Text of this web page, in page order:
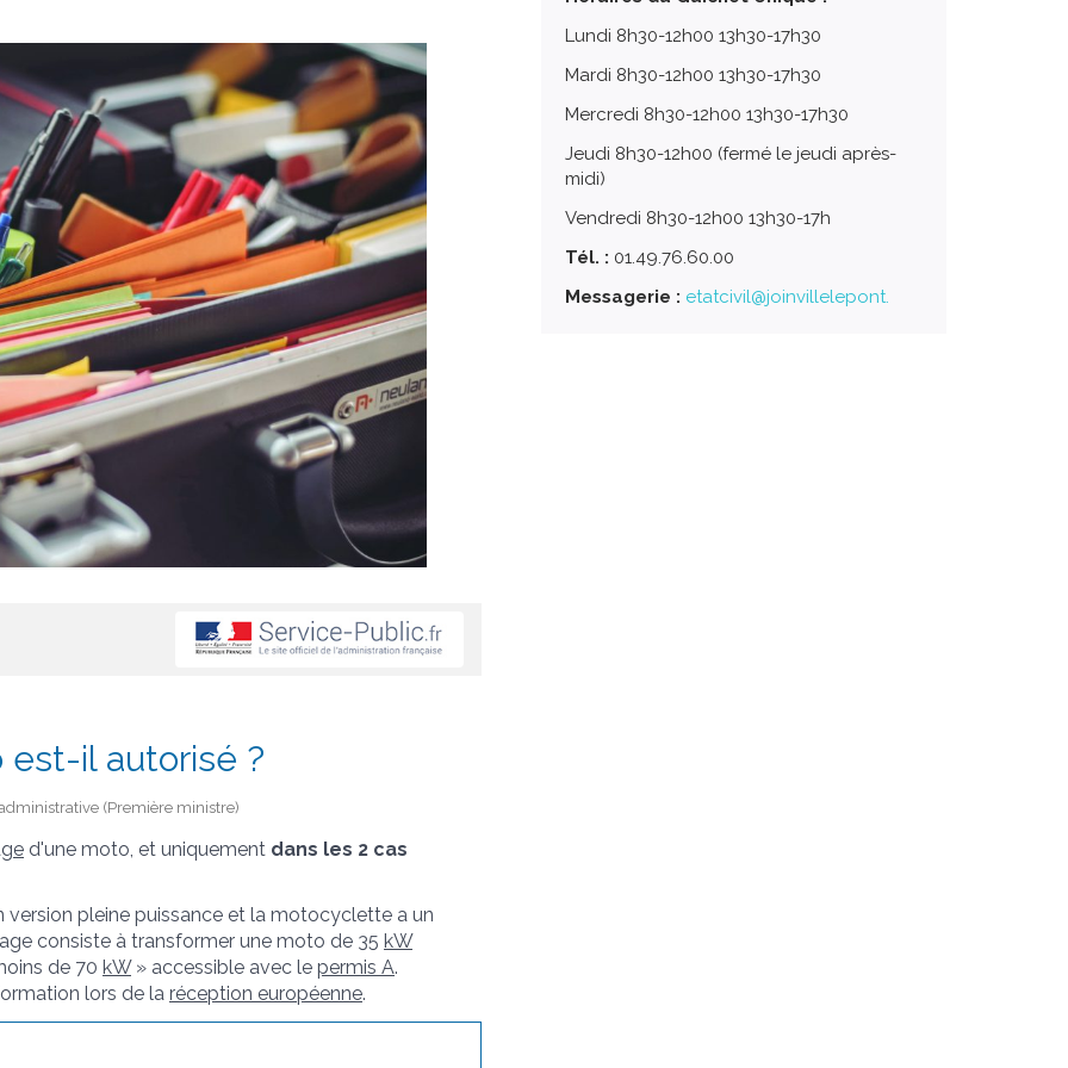
il autorisé ?
(Première ministre)
d'une moto, et uniquement dans les 2 cas
pleine puissance et la motocyclette a un
consiste à transformer une moto de 35 kW
de 70 kW» accessible avec le permis A.
lors de la réception européenne.
Lundi 8h30-12h00 13h30-17h30
Mardi 8h30-12h00 13h30-17h30
Mercredi 8h30-12h00 13h30-17h30
Jeudi 8h30-12h00 (fermé le jeudi après-
midi)
Vendredi 8h30-12h00 13h30-17h
Tél. : 01.49.76.60.00
Messagerie : etatcivil@joinvillelepont.